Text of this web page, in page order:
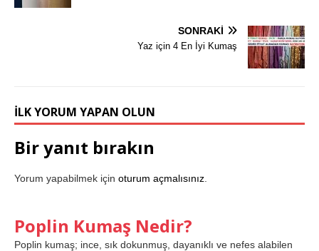
SONRAKI
Yaz için 4 En İyi Kumaş
İLK YORUM YAPAN OLUN
Bir yanıt bırakın
Yorum yapabilmek için oturum açmalısınız
Poplin Kumaş Nedir?
Poplin kumaş; ince, sık dokunmuş, dayanıklı ve nefes alabilen